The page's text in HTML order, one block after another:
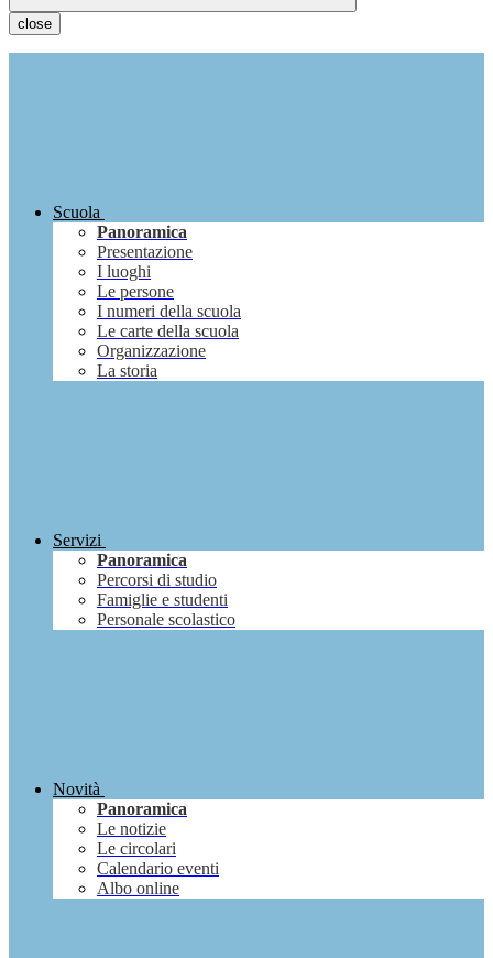
close
Scuola
Panoramica
Presentazione
I luoghi
Le persone
I numeri della scuola
Le carte della scuola
Organizzazione
La storia
Servizi
Panoramica
Percorsi di studio
Famiglie e studenti
Personale scolastico
Novità
Panoramica
Le notizie
Le circolari
Calendario eventi
Albo online